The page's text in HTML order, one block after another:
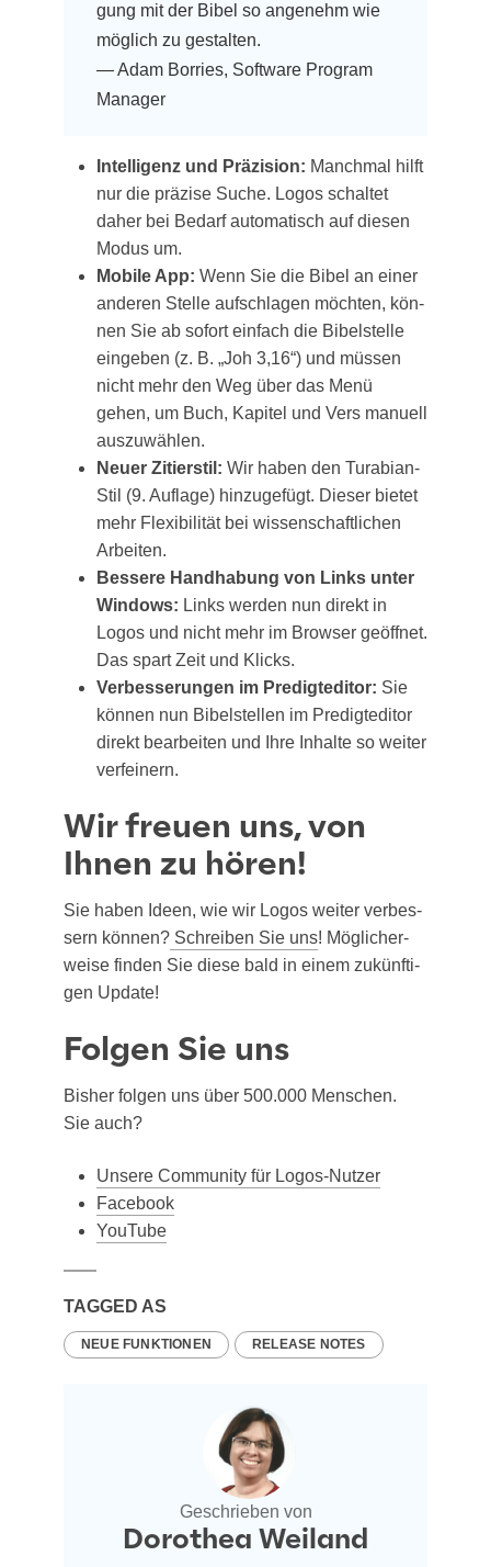
gung mit der Bibel so ange­nehm wie
mög­lich zu gestal­ten.
— Adam Bor­ries, Soft­ware Pro­gram
Manager
Intel­li­genz und Prä­zi­si­on: Manch­mal hilft
nur die prä­zi­se Suche. Logos schal­tet
daher bei Bedarf auto­ma­tisch auf die­sen
Modus um.
Mobi­le App: Wenn Sie die Bibel an einer
ande­ren Stel­le auf­schla­gen möch­ten, kön­
nen Sie ab sofort ein­fach die Bibel­stel­le
ein­ge­ben (z. B. „Joh 3,16“) und müs­sen
nicht mehr den Weg über das Menü
gehen, um Buch, Kapi­tel und Vers manu­ell
auszuwählen.
Neu­er Zitier­stil: Wir haben den Tura­bi­an-
Stil (9. Auf­la­ge) hin­zu­ge­fügt. Die­ser bie­tet
mehr Fle­xi­bi­li­tät bei wis­sen­schaft­li­chen
Arbeiten.
Bes­se­re Hand­ha­bung von Links unter
Win­dows: Links wer­den nun direkt in
Logos und nicht mehr im Brow­ser geöff­net.
Das spart Zeit und Klicks.
Ver­bes­se­run­gen im Pre­dig­tedi­tor: Sie
kön­nen nun Bibel­stel­len im Pre­dig­tedi­tor
direkt bear­bei­ten und Ihre Inhal­te so wei­ter
verfeinern.
Wir freuen uns, von
Ihnen zu hören!
Sie haben Ideen, wie wir Logos wei­ter ver­bes­
sern kön­nen? Schrei­ben Sie uns! Mög­li­cher­
wei­se fin­den Sie die­se bald in einem zukünf­ti­
gen Update!
Folgen Sie uns
Bis­her fol­gen uns über 500.000 Men­schen.
Sie auch?
Unse­re Com­mu­ni­ty für Logos-Nutzer
Face­book
You­Tube
TAGGED AS
NEUE FUNKTIONEN RELEASE NOTES
Geschrieben von
Dorothea Weiland